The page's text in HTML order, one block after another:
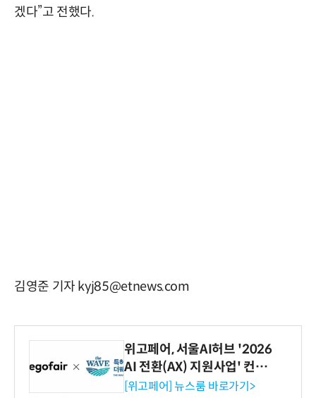
겠다”고 전했다.
김영준 기자 kyj85@etnews.com
위고페어, 서울AI허브 '2026
AI 전환(AX) 지원사업' 컨소
시엄 선정
[위고페어] 뉴스룸 바로가기>